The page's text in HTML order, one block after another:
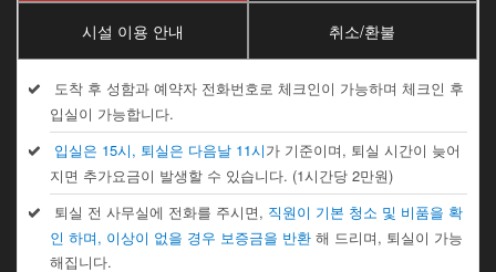
시설 이용 안내 취소/환불
도착 후 성함과 예약자 전화번호로 체크인이 가능하며 체크인 후
입실이 가능합니다.
입실은 15시, 퇴실은 다음날 11시가 기준이며, 퇴실 시간이 늦어
지면 추가요금이 발생할 수 있습니다. (1시간당 2만원)
퇴실 전 사무실에 전화를 주시면, 직원이 기본 청소 및 비품을 확
인 하며, 이상이 없을 경우 보증금을 반환해 드리며, 퇴실이 가능
해집니다.